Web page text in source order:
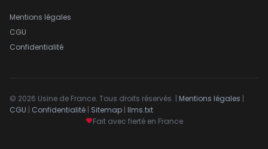
Mentions légales
CGU
Confidentialité
© 2026 Usine de France. Tous droits réservés. | Mentions légales |
CGU | Confidentialité | Sitemap | llms.txt
Fait avec fierté en France